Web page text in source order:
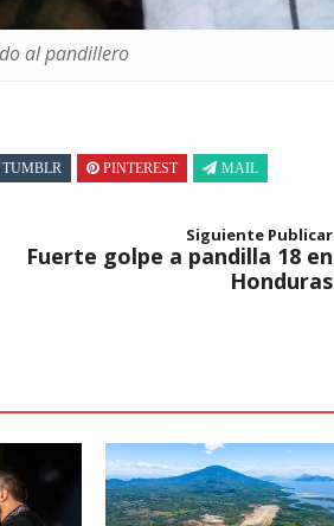
al pandillero
TUMBLR PINTEREST MAIL
Siguiente Publicar
Fuerte golpe a pandilla 18 en
Honduras